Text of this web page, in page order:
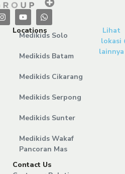
Locations
Medikids Solo
Medikids Batam
Medikids Cikarang
Medikids Serpong
Medikids Sunter
Medikids Wakaf
Pancoran Mas
Lihat
lokasi
lainnya
Contact Us